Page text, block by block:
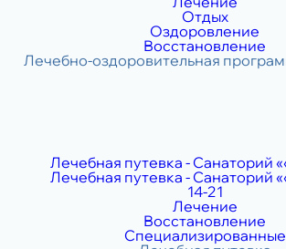
Отдых
Оздоровление
Восстановление
14-21
Лечение
Восстановление
Специализированные